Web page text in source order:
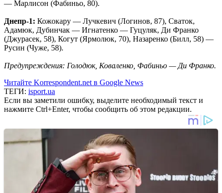
— Марлисон (Фабиньо, 80).
Днепр-1: Кожокару — Лучкевич (Логинов, 87), Сваток,
Адамюк, Дубинчак — Игнатенко — Гуцуляк, Ди Франко
(Джурасек, 58), Когут (Ярмолюк, 70), Назаренко (Билл, 58) —
Русин (Чуже, 58).
Предупреждения: Голодюк, Коваленко, Фабиньо — Ди Франко.
Читайте Korrespondent.net в Google News
ТЕГИ: isport.ua
Если вы заметили ошибку, выделите необходимый текст и
нажмите Ctrl+Enter, чтобы сообщить об этом редакции.